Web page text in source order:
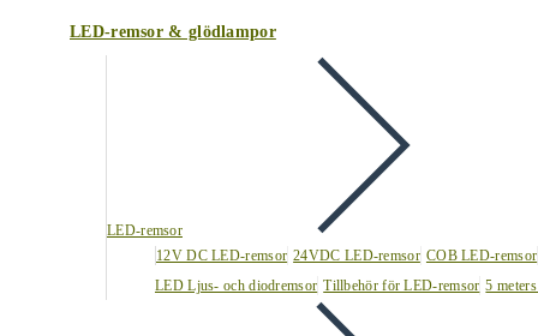
LED-remsor & glödlampor
LED-remsor
12V DC LED-remsor 24VDC LED-remsor COB LED-remsor
LED Ljus- och diodremsor Tillbehör för LED-remsor 5